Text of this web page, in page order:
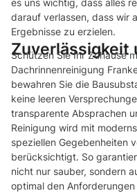
es uns wichtig, dass alles
darauf verlassen, dass wir
Ergebnisse zu erzielen.
Zuverlässigkeit
Schützen Sie Ihr Zuhause
Dachrinnenreinigung
bewahren Sie die
keine leeren
transparente Absprachen
Reinigung wird mit
speziellen Gegebenheiten
berücksichtigt. So
nicht nur sauber, sondern
optimal den